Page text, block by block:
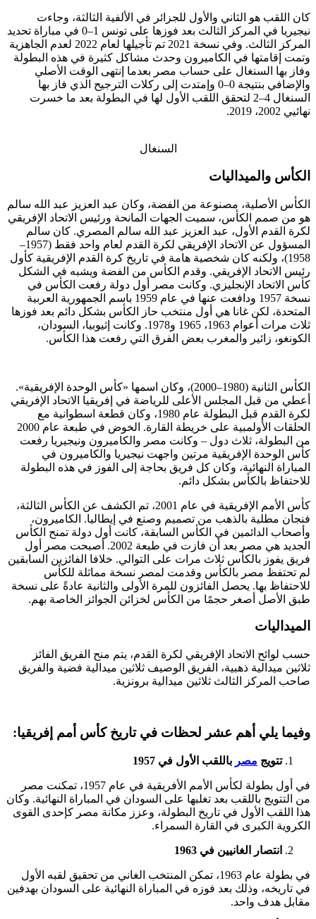
كان اللقب هو الثاني والأول للجزائر في الألفية الثالثة، وجاءت
نيجيريا في المركز الثالث بعد فوزها على تونس 1–0 في مباراة تحديد
المركز الثالث. وفي نسخة 2021 تم تأجيلها لعام 2022 لعدم الجاهزية
وتمت إقامتها في الكاميرون وحدث مشاكل كثيرة في هذه البطولة
وفاز بها السنغال على حساب مصر بعدما إنتهى الوقت الأصلي
والإضافي بنتيجة 0–0 وإمتدت إلى ركلات الترجيح الذي فاز بها
السنغال 4–2 لتحقق اللقب الأول لها في البطولة بعد ما خسرت
نهائيي 2002، 2019.
السنغال
الكأس والميداليات
الكأس الأصلية، مصنوعة من الفضة، وكان عبد العزيز عبد الله سالم
هو من صمم الكأس، سميت الجهات المانحة ورئيس الاتحاد الإفريقي
لكرة القدم الأول، عبد العزيز عبد الله سالم المصري. كان سالم
المسؤول عن الاتحاد الإفريقي لكرة القدم لعام واحد فقط (1957–
1958)، ولكنه كان شخصية هامة في تاريخ كرة القدم الإفريقية كأول
رئيس الاتحاد الإفريقي. وقدم الكأس من الفضة ويشبه في الشكل
كأس الاتحاد الإنجليزي. وكانت مصر أول دولة رفعت الكأس في
نسخة 1957 ودافعت عنها في عام 1959 باسم الجمهورية العربية
المتحدة، لكن غانا هي أول منتخب حاز الكأس بشكل دائم بعد فوزها
ثلاث مرات أعوام 1963، 1965 و1978. وكانت إثيوبيا، السودان،
الكونغو، زائير والمغرب بعض الفرق التي رفعت هذا الكأس.
الكأس الثانية (1980–2000)، وكان اسمها «كأس الوحدة الإفريقية».
أعطي من قبل المجلس الأعلى للرياضة في إفريقيا الاتحاد الإفريقي
لكرة القدم قبل البطولة عام 1980، وكان قطعة اسطوانية مع
الحلقات الأولمبية على خريطة القارة. الخوض في طبعة عام 2000
من البطولة، ثلاث دول – وكانت مصر والكاميرون ونيجيريا رفعت
كأس الوحدة الإفريقية مرتين واجهت نيجيريا والكاميرون في
المباراة النهائية، وكان كل فريق بحاجة إلى الفوز في هذه البطولة
للاحتفاظ بالكأس بشكل دائم.
كأس الأمم الإفريقية في عام 2001، تم الكشف عن الكأس الثالثة،
فنجان مطلية بالذهب من تصميم وصنع في إيطاليا. الكاميرون،
وأصحاب الدائمين في الكأس السابقة، كانت أول دولة تمنح الكأس
الجديد هي مصر بعد أن فازت في طبعة 2002. أصبحت مصر أول
فريق يفوز بالكأس ثلاث مرات على التوالي. خلافا الفائزين السابقين
لم تحتفظ مصر بالكأس وقدمت لمصر نسخة مماثلة للكأس
للاحتفاظ بها. يحصل الفائزون للمرة الأولى والثانية عادةً على نسخة
طبق الأصل أصغر حجمًا من الكأس لخزائن الجوائز الخاصة بهم.
الميداليات
حسب لوائح الاتحاد الإفريقي لكرة القدم، يتم منح الفريق الفائز
ثلاثين ميدالية ذهبية، الفريق الوصيف ثلاثين ميدالية فضية والفريق
صاحب المركز الثالث ثلاثين ميدالية برونزية.
وفيما يلي أهم عشر لحظات في تاريخ كأس أمم إفريقيا:
تتويج مصر باللقب الأول في 1957
في أول بطولة لكأس الأمم الأفريقية في عام 1957، تمكنت مصر
من التتويج باللقب بعد تغلبها على السودان في المباراة النهائية. وكان
هذا اللقب الأول في تاريخ البطولة، وعزز مكانة مصر كإحدى القوى
الكروية الكبرى في القارة السمراء.
انتصار الغانيين في 1963
في بطولة عام 1963، تمكن المنتخب الغاني من تحقيق لقبه الأول
في تاريخه، وذلك بعد فوزه في المباراة النهائية على السودان بهدفين
مقابل هدف واحد.